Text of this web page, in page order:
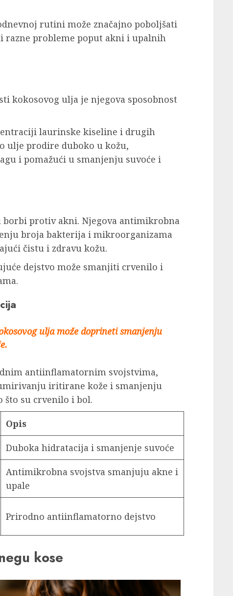
rutini može značajno poboljšati
razne probleme poput akni i upalnih
kokosovog ulja je njegova sposobnost
laurinske kiseline i drugih
ulje prodire duboko u kožu,
i pomažući u smanjenju suvoće i
borbi protiv akni. Njegova antimikrobna
broja bakterija i mikroorganizama
čistu i zdravu kožu.
dejstvo može smanjiti crvenilo i
ulja može doprineti smanjenju
antiinflamatornim svojstvima,
iritirane kože i smanjenju
su crvenilo i bol.
Opis
Duboka hidratacija i smanjenje suvoće
Antimikrobna svojstva smanjuju akne i
upale
Prirodno antiinflamatorno dejstvo
kose